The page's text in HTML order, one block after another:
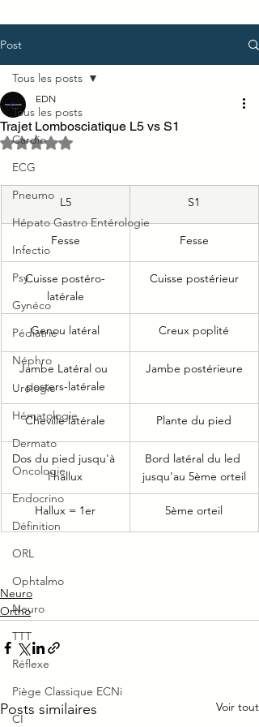
Post
Tous les posts
Cardio
ECG
Pneumo
Hépato Gastro Entérologie
Infectio
Psy
Gynéco
Pédiatrie
Néphro
Urologie
Hématologie
Dermato
Oncologie
Endocrino
Définition
ORL
Ophtalmo
Neuro
TTT
Réflexe
Piège Classique ECNi
CI
Tous les posts
Trajet Lombosciatique L5 vs S1
EDN
Noté NaN étoiles sur 5.
L5 S1
Fesse Fesse
Cuisse postéro-
latérale
Cuisse postérieur
Genou latéral Creux poplité
Jambe Latéral ou
posters-latérale
Jambe postérieure
Cheville latérale Plante du pied
Dos du pied jusqu'à
l'hallux
Bord latéral du led
jusqu'au 5ème orteil
Hallux = 1er 5ème orteil
Neuro
Ortho
Posts similaires Voir tout